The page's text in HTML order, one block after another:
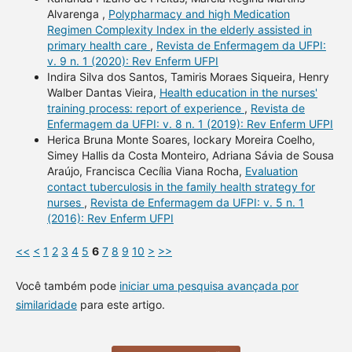
Alvarenga , Polypharmacy and high Medication
Regimen Complexity Index in the elderly assisted in
primary health care , Revista de Enfermagem da UFPI:
v. 9 n. 1 (2020): Rev Enferm UFPI
Indira Silva dos Santos, Tamiris Moraes Siqueira, Henry
Walber Dantas Vieira, Health education in the nurses'
training process: report of experience , Revista de
Enfermagem da UFPI: v. 8 n. 1 (2019): Rev Enferm UFPI
Herica Bruna Monte Soares, Iockary Moreira Coelho,
Simey Hallis da Costa Monteiro, Adriana Sávia de Sousa
Araújo, Francisca Cecília Viana Rocha, Evaluation
contact tuberculosis in the family health strategy for
nurses , Revista de Enfermagem da UFPI: v. 5 n. 1
(2016): Rev Enferm UFPI
<< < 1 2 3 4 5 6 7 8 9 10 > >>
Você também pode iniciar uma pesquisa avançada por
similaridadepara este artigo.